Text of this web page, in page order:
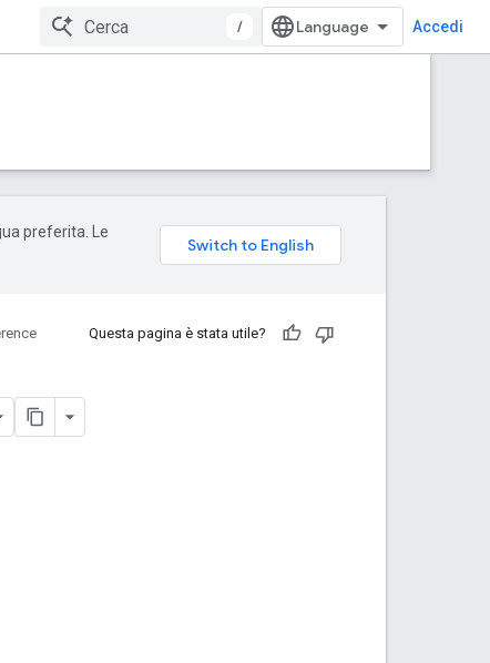
/ Accedi
preferita. Le
Questa pagina è stata utile?